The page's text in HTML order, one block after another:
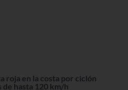
roja en la costa por ciclón
hasta 120 km/h